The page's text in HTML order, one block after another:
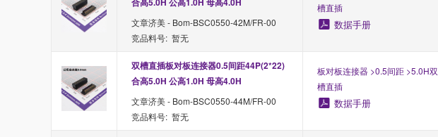
文章济美 - Bom-BSC0550-42M/FR-00
竞品料号: 暂无
槽直插
数据手册
双槽直插板对板连接器0.5间距44P(2*22)
合高5.0H 公高1.0H 母高4.0H
文章济美 - Bom-BSC0550-44M/FR-00
竞品料号: 暂无
板对板连接器 >0.5间距 >5.0H双
槽直插
数据手册